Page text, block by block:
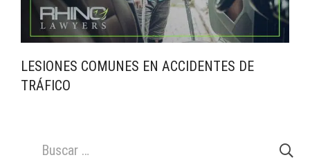
LESIONES COMUNES EN ACCIDENTES DE
TRÁFICO
Buscar: